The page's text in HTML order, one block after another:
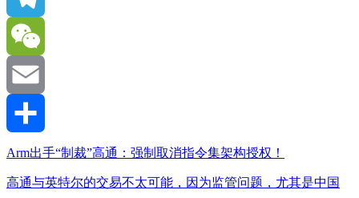
Telegram
WeChat
Email
分
享
Arm出手“制裁”高通：强制取消指令集架构授权！
高通与英特尔的交易不太可能，因为监管问题，尤其是中国